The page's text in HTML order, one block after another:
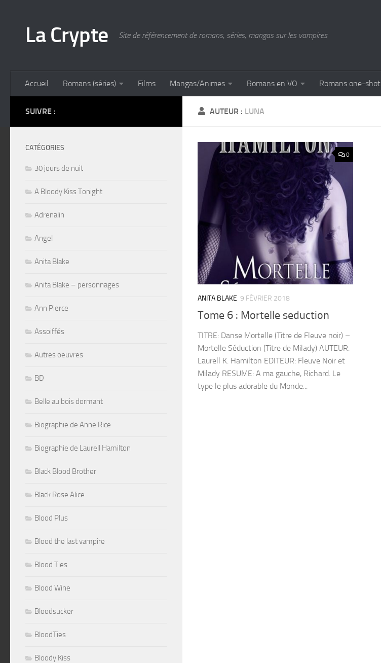
La Crypte Site de référencement de romans, séries, mangas sur les vampires
Accueil Romans (séries) Films Mangas/Animes Romans en VO Romans one-shot
AUTEUR : LUNA
0
ANITA BLAKE 9 FÉVRIER 2018
Tome 6 : Mortelle seduction
TITRE: Danse Mortelle (Titre de Fleuve noir) –
Mortelle Séduction (Titre de Milady) AUTEUR:
Laurell K. Hamilton EDITEUR: Fleuve Noir et
Milady RESUME: A ma gauche, Richard. Le
type le plus adorable du Monde...
SUIVRE :
CATÉGORIES
30 jours de nuit
A Bloody Kiss Tonight
Adrenalin
Angel
Anita Blake
Anita Blake – personnages
Ann Pierce
Assoiffés
Autres oeuvres
BD
Belle au bois dormant
Biographie de Anne Rice
Biographie de Laurell Hamilton
Black Blood Brother
Black Rose Alice
Blood Plus
Blood the last vampire
Blood Ties
Blood Wine
Bloodsucker
BloodTies
Bloody Kiss